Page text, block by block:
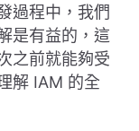
過程中，我們
是有益的，這
之前就能夠受
解 IAM 的全